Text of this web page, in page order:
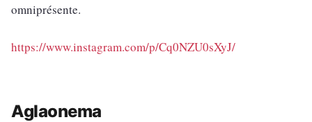
omniprésente.
https://www.instagram.com/p/Cq0NZU0sXyJ/
Aglaonema